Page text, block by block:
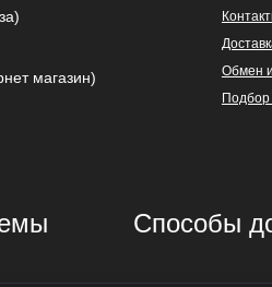
магазин)
Обмен
Способы